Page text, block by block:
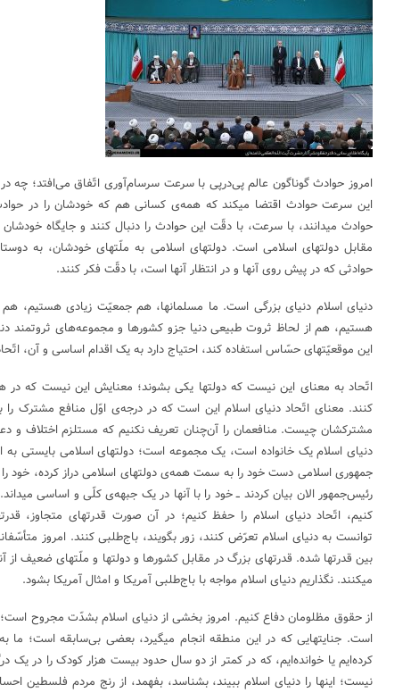
امروز حوادث گوناگون عالم پی‌درپی با سرعت سرسام‌آوری اتّفاق می‌افتد؛ چه
این سرعت حوادث اقتضا میکند که همه‌ی کسانی هم که خودشان را در حوادث
حوادث میدانند، با سرعت، با دقّت این حوادث را دنبال کنند و جایگاه
مقابل دولتهای اسلامی است. دولتهای اسلامی به ملّتهای خودشان، به
حوادثی که در پیش روی آنها و در انتظار آنها است، با دقّت فکر کنند.
دنیای اسلام دنیای بزرگی است. ما مسلمانها، هم جمعیّت زیادی هستیم،
هستیم، هم از لحاظ ثروت طبیعی دنیا جزو کشورها و مجموعه‌های ثروتمند
این موقعیّتهای حسّاس استفاده کند، احتیاج دارد به یک اقدام اساسی و آن،
اتّحاد به معنای این نیست که دولتها یکی بشوند؛ معنایش این نیست که
کنند. معنای اتّحاد دنیای اسلام این است که در درجه‌ی اوّل منافع مشترک را
مشترکشان چیست. منافعمان را آن‌چنان تعریف نکنیم که مستلزم اختلاف و
دنیای اسلام یک خانواده است، یک مجموعه است؛ دولتهای اسلامی بایستی به
جمهوری اسلامی دست خود را به سمت همه‌ی دولتهای اسلامی دراز کرده، خود را
رئیس‌جمهور الان بیان کردند ــ خود را با آنها در یک جبهه‌ی کلّی و اساسی
کنیم، اتّحاد دنیای اسلام را حفظ کنیم؛ در آن صورت قدرتهای متجاوز،
توانست به دنیای اسلام تعرّض کنند، زور بگویند، باج‌طلبی کنند. امروز
بین قدرتها شده. قدرتهای بزرگ در مقابل کشورها و دولتها و ملّتهای ضعیف از
میکنند. نگذاریم دنیای اسلام مواجه با باج‌طلبی آمریکا و امثال آمریکا بشود.
از حقوق مظلومان دفاع کنیم. امروز بخشی از دنیای اسلام بشدّت مجروح
است. جنایتهایی که در این منطقه انجام میگیرد، بعضی بی‌سابقه است؛ ما
کرده‌ایم یا خوانده‌ایم، که در کمتر از دو سال حدود بیست هزار کودک را در یک
نیست؛ اینها را دنیای اسلام ببیند، بشناسد، بفهمد، از رنج مردم فلسطین